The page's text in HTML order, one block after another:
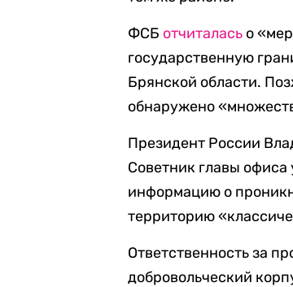
ФСБ отчиталась о
государственную
Брянской области.
обнаружено
Президент России
Советник главы
информацию о
территорию
Ответственность за
добровольческий